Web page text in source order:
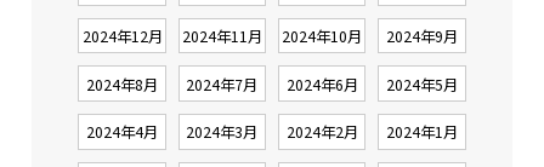
2024年12月 2024年11月 2024年10月 2024年9月
2024年8月 2024年7月 2024年6月 2024年5月
2024年4月 2024年3月 2024年2月 2024年1月